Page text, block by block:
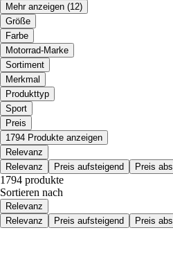
Mehr anzeigen (12)
Größe
Farbe
Motorrad-Marke
Sortiment
Merkmal
Produkttyp
Sport
Preis
1794 Produkte anzeigen
Relevanz
Relevanz
Preis aufsteigend Preis
1794 produkte
Sortieren nach
Relevanz
Relevanz
Preis aufsteigend Preis